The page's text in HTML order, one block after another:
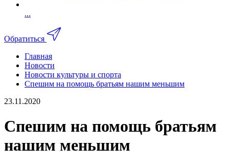
...
Обратиться
Главная
Новости
Новости культуры и спорта
Спешим на помощь братьям нашим меньшим
23.11.2020
Спешим на помощь братьям
нашим меньшим